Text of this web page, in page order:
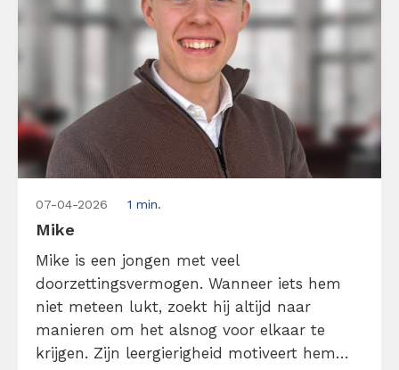
07-04-2026 1 min.
Mike
Mike is een jongen met veel
doorzettingsvermogen. Wanneer iets hem
niet meteen lukt, zoekt hij altijd naar
manieren om het alsnog voor elkaar te
krijgen. Zijn leergierigheid motiveert hem